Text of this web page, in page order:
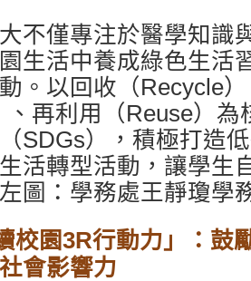
不僅專注於醫學知識
生活中養成綠色生活
。以回收（Recycle
、再利用（Reuse）
SDGs），積極打造
活轉型活動，讓學生
圖：學務處王靜瓊學
校園3R行動力」：鼓
會影響力